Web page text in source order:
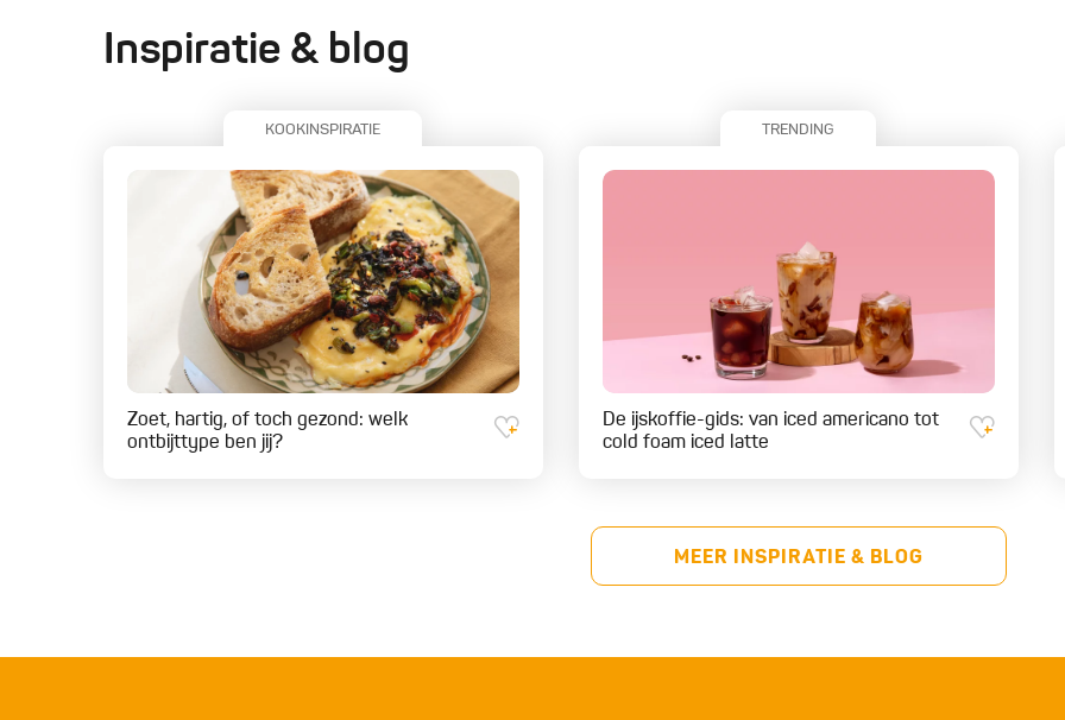
Inspiratie & blog
KOOKINSPIRATIE
Zoet, hartig, of toch gezond: welk
ontbijttype ben jij?
TRENDING
De ijskoffie-gids: van iced americano tot
cold foam iced latte
MEER INSPIRATIE & BLOG